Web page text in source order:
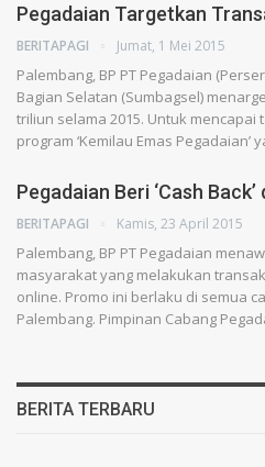
Pegadaian Targetkan
BERITAPAGI Jumat, 1 Mei 2015
Palembang, BP PT Pegadaian
Bagian Selatan (Sumbagsel)
triliun selama 2015. Untuk
program ‘Kemilau Emas Pegadaian’
Pegadaian Beri ‘Cash Back’
BERITAPAGI Kamis, 23 April 2015
Palembang, BP PT Pegadaian
masyarakat yang melakukan
online. Promo ini berlaku di semua
Palembang. Pimpinan Cabang
BERITA TERBARU